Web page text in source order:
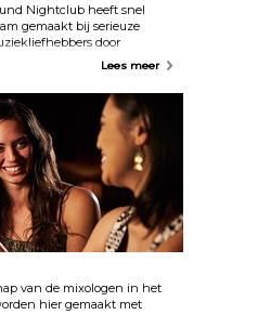
Nightclub heeft snel
gemaakt bij serieuze
door
acts aan te
licht- en
Je vindt
club in het hart van
vlak bij de
Lees meer
van de mixologen in het
hier gemaakt met